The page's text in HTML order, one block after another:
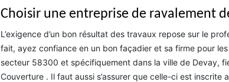
Choisir une entreprise de ravalement
L’exigence d’un bon résultat des travaux repose sur le
fait, ayez confiance en un bon façadier et sa firme pour
secteur 58300 et spécifiquement dans la ville de Devay,
Couverture . Il faut aussi s’assurer que celle-ci est